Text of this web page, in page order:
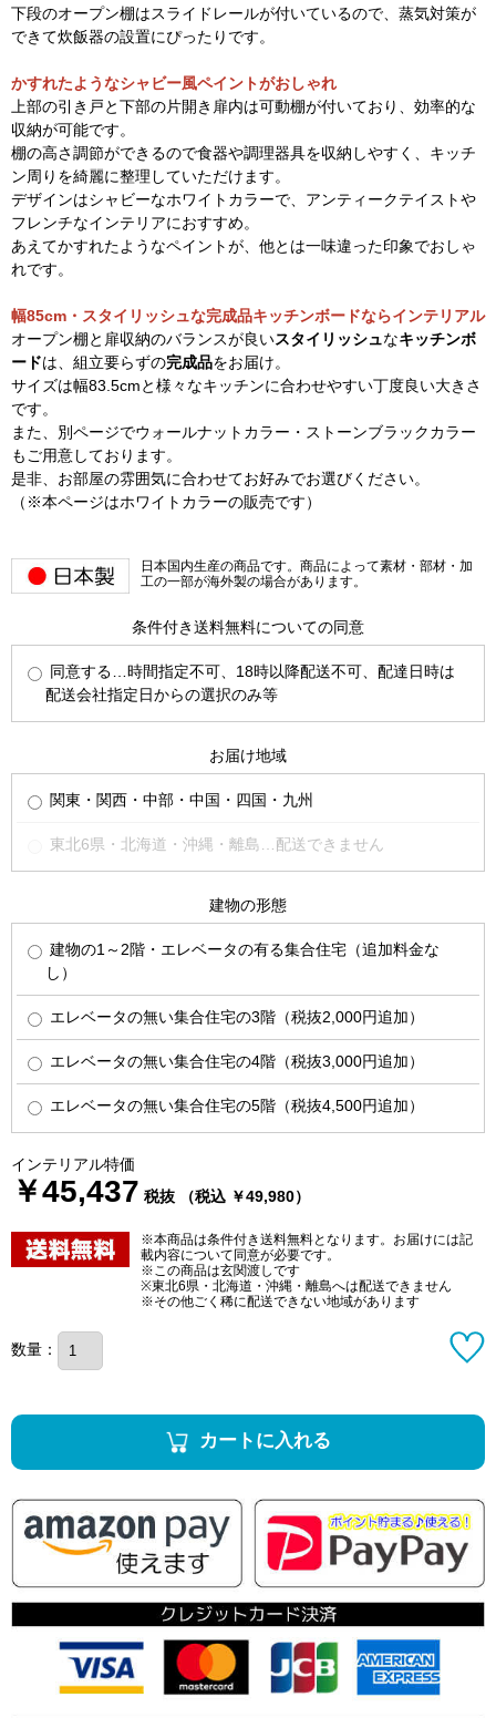
下段のオープン棚はスライドレールが付いているので、蒸気対策が
できて炊飯器の設置にぴったりです。
かすれたようなシャビー風ペイントがおしゃれ
上部の引き戸と下部の片開き扉内は可動棚が付いており、効率的な
収納が可能です。
棚の高さ調節ができるので食器や調理器具を収納しやすく、キッチ
ン周りを綺麗に整理していただけます。
デザインはシャビーなホワイトカラーで、アンティークテイストや
フレンチなインテリアにおすすめ。
あえてかすれたようなペイントが、他とは一味違った印象でおしゃ
れです。
幅85cm・スタイリッシュな完成品キッチンボードならインテリアル
オープン棚と扉収納のバランスが良いスタイリッシュなキッチンボ
ードは、組立要らずの完成品をお届け。
サイズは幅83.5cmと様々なキッチンに合わせやすい丁度良い大きさ
です。
また、別ページでウォールナットカラー・ストーンブラックカラー
もご用意しております。
是非、お部屋の雰囲気に合わせてお好みでお選びください。
（※本ページはホワイトカラーの販売です）
日本国内生産の商品です。商品によって素材・部材・加
工の一部が海外製の場合があります。
条件付き送料無料についての同意
同意する…時間指定不可、18時以降配送不可、配達日時は
配送会社指定日からの選択のみ等
お届け地域
関東・関西・中部・中国・四国・九州
東北6県・北海道・沖縄・離島…配送できません
建物の形態
建物の1～2階・エレベータの有る集合住宅（追加料金な
し）
エレベータの無い集合住宅の3階（税抜2,000円追加）
エレベータの無い集合住宅の4階（税抜3,000円追加）
エレベータの無い集合住宅の5階（税抜4,500円追加）
インテリアル特価
￥45,437 税抜 （税込 ￥49,980）
※本商品は条件付き送料無料となります。お届けには記
載内容について同意が必要です。
※この商品は玄関渡しです
※東北6県・北海道・沖縄・離島へは配送できません
※その他ごく稀に配送できない地域があります
数量：
カートに入れる